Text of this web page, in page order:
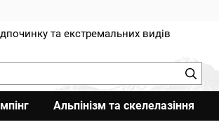
та екстремальних видів
Альпінізм та скелелазіння